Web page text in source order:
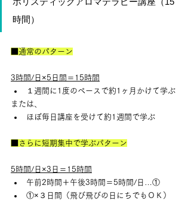
時間）
■通常のパターン
3時間/日×5日間＝15時間
１週間に1度のペースで約1ヶ月かけて学ぶ
または、
ほぼ毎日講座を受けて約1週間で学ぶ
■さらに短期集中で学ぶパターン
5時間/日×3日＝15時間
午前2時間＋午後3時間＝5時間/日…①
①×３日間（飛び飛びの日にちでもＯＫ）